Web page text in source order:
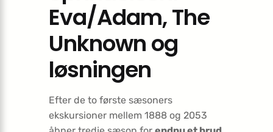
Eva/Adam, The
Unknown og
løsningen
Efter de to første sæsoners
ekskursioner mellem 1888 og 2053